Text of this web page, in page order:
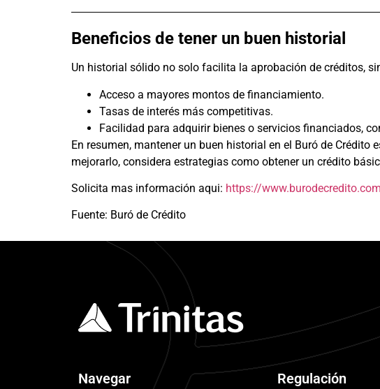
Beneficios de tener un buen historial
Un historial sólido no solo facilita la aprobación de créditos,
Acceso a mayores montos de financiamiento.
Tasas de interés más competitivas.
Facilidad para adquirir bienes o servicios financiados,
En resumen, mantener un buen historial en el Buró de
mejorarlo, considera estrategias como obtener un crédito
Solicita mas información aqui: https://
Fuente: Buró de Crédito
Navegar Regulación